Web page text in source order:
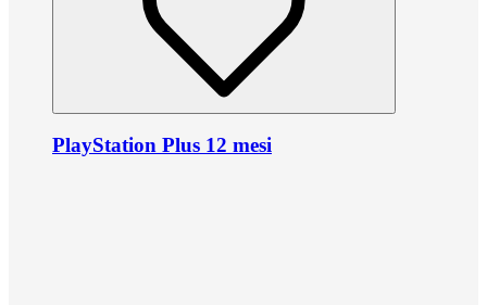
PlayStation Plus 12 mesi